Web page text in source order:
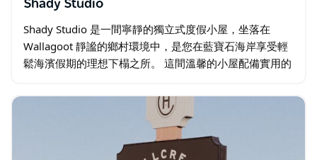
Shady Studio
Shady Studio 是一間寧靜的獨立式度假小屋，坐落在
Wallagoot 靜謐的鄉村環境中，是您在藍寶石海岸享受輕
鬆海濱假期的理想下榻之所。 這間溫馨的小屋配備實用的
侶…